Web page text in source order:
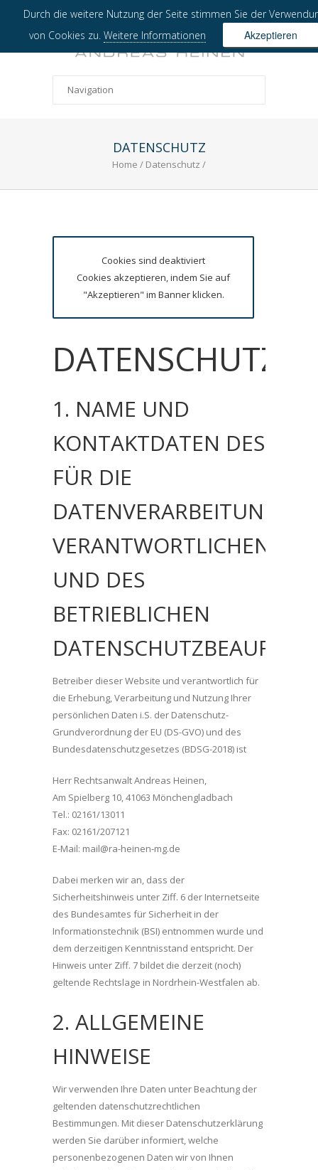
DATENSCHUTZ
Home / Datenschutz /
Cookies sind deaktiviert
Cookies akzeptieren, indem Sie auf
"Akzeptieren" im Banner klicken.
1. NAME UND
KONTAKTDATEN DES
FÜR DIE
DATENVERARBEITUNG
VERANTWORTLICHEN
UND DES
BETRIEBLICHEN
Betreiber dieser Website und verantwortlich für
die Erhebung, Verarbeitung und Nutzung Ihrer
persönlichen Daten i.S. der Datenschutz-
Grundverordnung der EU (DS-GVO) und des
Bundesdatenschutzgesetzes (BDSG-2018) ist
Herr Rechtsanwalt Andreas Heinen,
Am Spielberg 10, 41063 Mönchengladbach
Tel.: 02161/13011
Fax: 02161/207121
E-Mail: mail@ra-heinen-mg.de
Dabei merken wir an, dass der
Sicherheitshinweis unter Ziff. 6 der Internetseite
des Bundesamtes für Sicherheit in der
Informationstechnik (BSI) entnommen wurde und
dem derzeitigen Kenntnisstand entspricht. Der
Hinweis unter Ziff. 7 bildet die derzeit (noch)
geltende Rechtslage in Nordrhein-Westfalen ab.
2. ALLGEMEINE
HINWEISE
Wir verwenden Ihre Daten unter Beachtung der
geltenden datenschutzrechtlichen
Bestimmungen. Mit dieser Datenschutzerklärung
werden Sie darüber informiert, welche
personenbezogenen Daten wir von Ihnen
Durch die weitere Nutzung der Seite stimmen Sie der
von Cookies zu. Weitere Informationen Akzeptieren